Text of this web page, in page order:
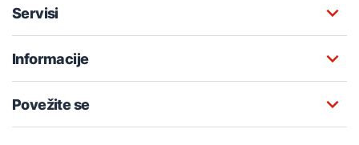
Servisi
Informacije
Povežite se